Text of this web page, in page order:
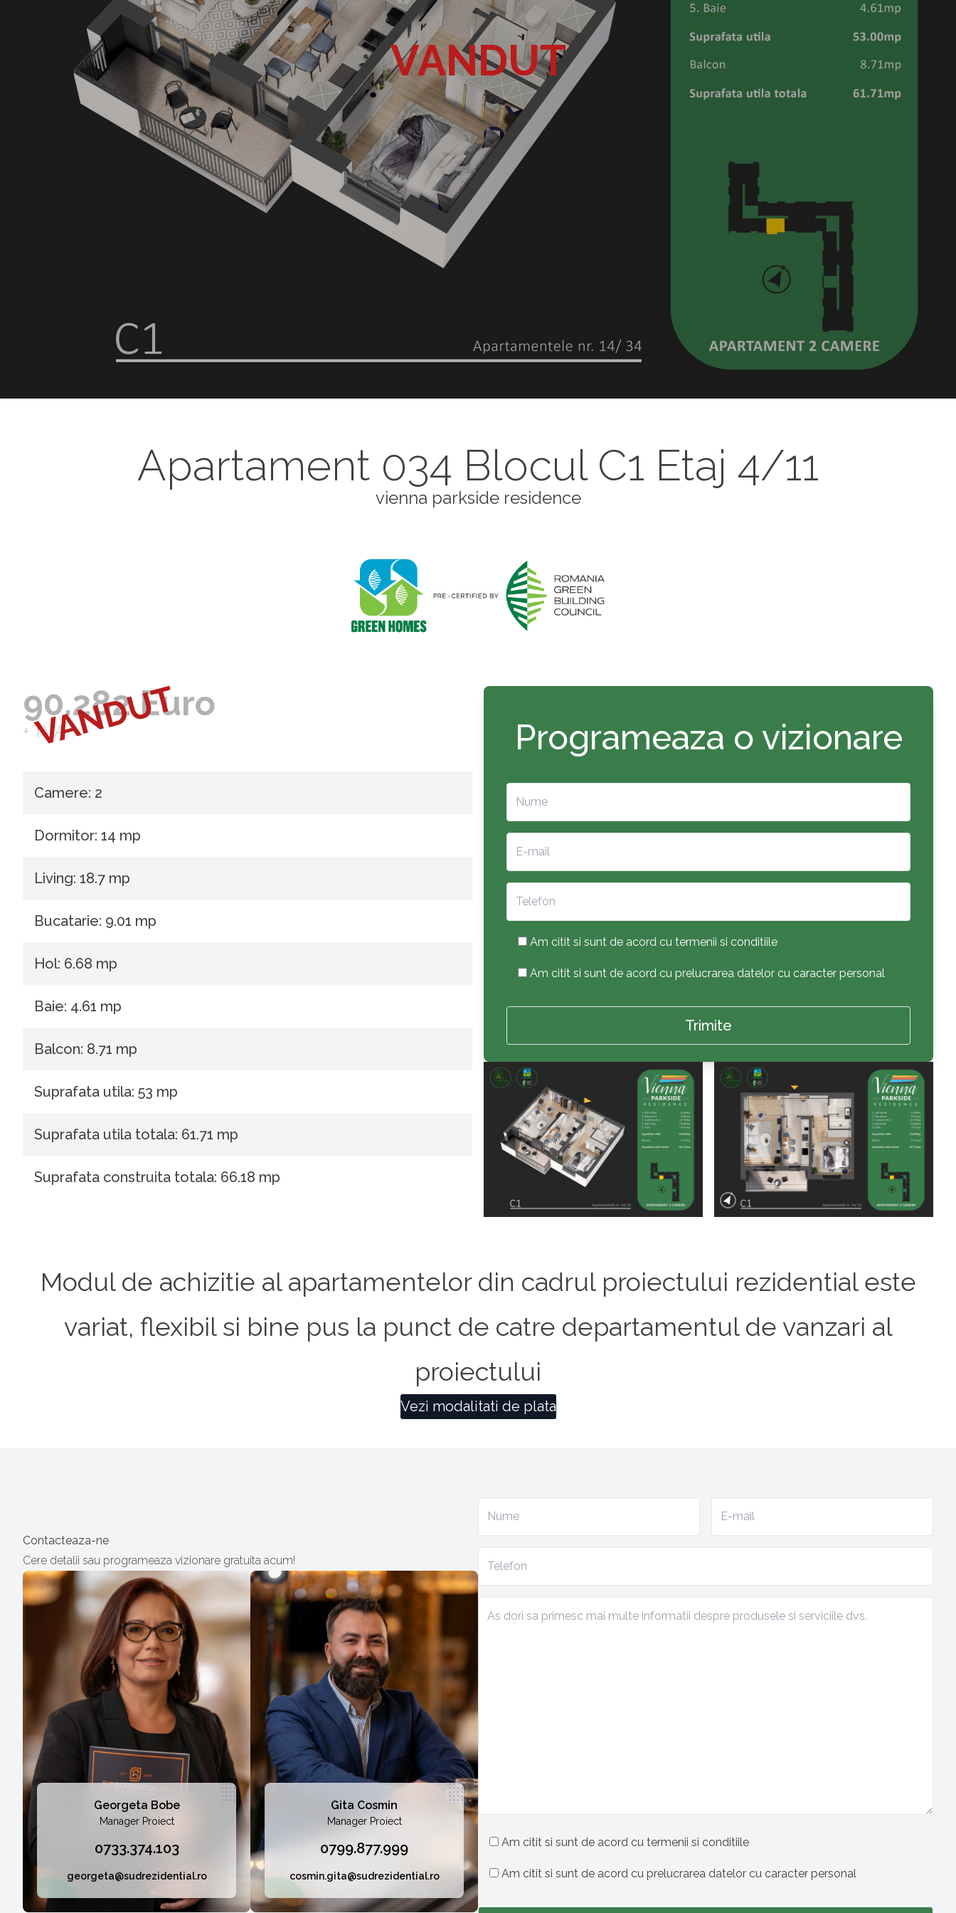
VANDUT
Apartament 034 Blocul C1 Etaj 4/11
vienna parkside residence
90.282 Euro
+ TVA
VANDUT
Camere: 2
Dormitor: 14 mp
Living: 18.7 mp
Bucatarie: 9.01 mp
Hol: 6.68 mp
Baie: 4.61 mp
Balcon: 8.71 mp
Suprafata utila: 53 mp
Suprafata utila totala: 61.71 mp
Suprafata construita totala: 66.18 mp
Programeaza o vizionare
Am citit si sunt de acord cu termenii si conditiile
Am citit si sunt de acord cu prelucrarea datelor cu caracter personal
Modul de achizitie al apartamentelor din cadrul proiectului rezidential este
variat, flexibil si bine pus la punct de catre departamentul de vanzari al
proiectului
Vezi modalitati de plata
Contacteaza-ne
Cere detalii sau programeaza vizionare gratuita acum!
Georgeta Bobe
Manager Proiect
0733.374.103
georgeta@sudrezidential.ro
Gita Cosmin
Manager Proiect
0799.877.999
cosmin.gita@sudrezidential.ro
Am citit si sunt de acord cu termenii si conditiile
Am citit si sunt de acord cu prelucrarea datelor cu caracter personal